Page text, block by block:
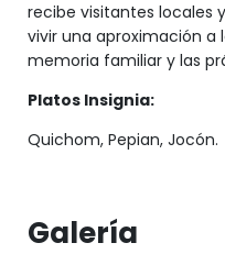
recibe visitantes locales
vivir una aproximación a
memoria familiar y las
Platos Insignia:
Quichom, Pepian, Jocón.
Galería